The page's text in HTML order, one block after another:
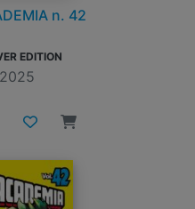
n. 42
EDITION